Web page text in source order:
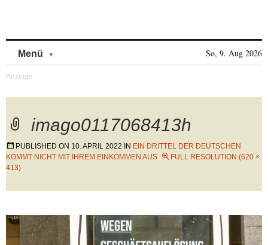
Menü So, 9. Aug 2026
imago0117068413h
PUBLISHED ON 10. APRIL 2022 IN EIN DRITTEL DER DEUTSCHEN
KOMMT NICHT MIT IHREM EINKOMMEN AUS
FULL RESOLUTION (620 ×
413)